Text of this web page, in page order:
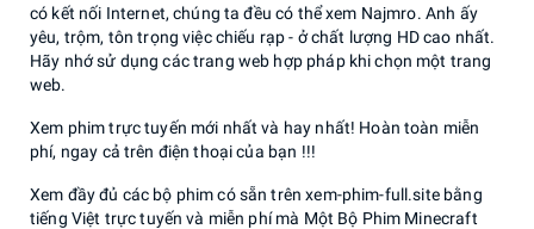
có kết nối Internet, chúng ta đều có thể xem Najmro. Anh ấy
yêu, trộm, tôn trọng việc chiếu rạp - ở chất lượng HD cao nhất.
Hãy nhớ sử dụng các trang web hợp pháp khi chọn một trang
web.
Xem phim trực tuyến mới nhất và hay nhất! Hoàn toàn miễn
phí, ngay cả trên điện thoại của bạn !!!
Xem đầy đủ các bộ phim có sẵn trên xem-phim-full.site bằng
tiếng Việt trực tuyến và miễn phí mà Một Bộ Phim Minecraft